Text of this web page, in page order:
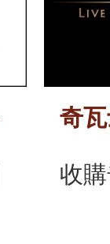
奇
收